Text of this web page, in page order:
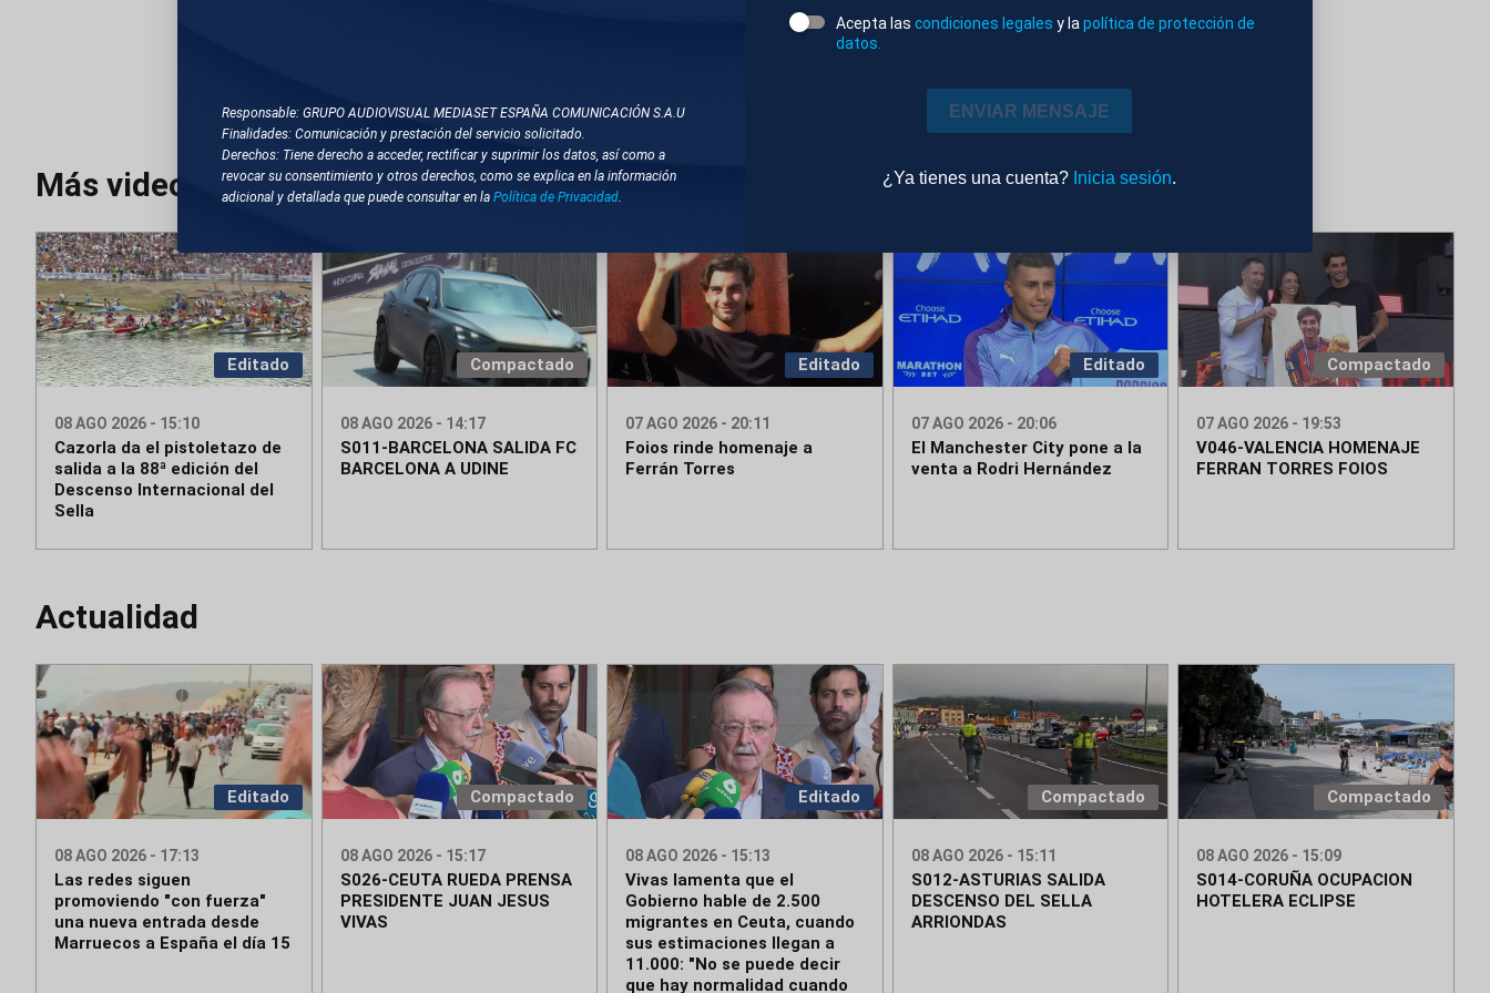
Responsable: GRUPO AUDIOVISUAL MEDIASET ESPAÑA COMUNICACIÓN S.A.U
Finalidades: Comunicación y prestación del servicio solicitado.
Derechos: Tiene derecho a acceder, rectificar y suprimir los datos, así como a
revocar su consentimiento y otros derechos, como se explica en la información
adicional y detallada que puede consultar en la Política de Privacidad.
Acepta las condiciones legales y la política de protección de
datos.
ENVIAR MENSAJE
¿Ya tienes una cuenta? Inicia sesión.
FC BARCELONA
Más videos
Editado
08 AGO 2026 - 15:10
Cazorla da el pistoletazo de
salida a la 88ª edición del
Descenso Internacional del
Sella
Compactado
08 AGO 2026 - 14:17
S011-BARCELONA SALIDA FC
BARCELONA A UDINE
Editado
07 AGO 2026 - 20:11
Foios rinde homenaje a
Ferrán Torres
Editado
07 AGO 2026 - 20:06
El Manchester City pone a la
venta a Rodri Hernández
Compactado
07 AGO 2026 - 19:53
V046-VALENCIA HOMENAJE
FERRAN TORRES FOIOS
Actualidad
Editado
08 AGO 2026 - 17:13
Las redes siguen
promoviendo "con fuerza"
una nueva entrada desde
Marruecos a España el día 15
Compactado
08 AGO 2026 - 15:17
S026-CEUTA RUEDA PRENSA
PRESIDENTE JUAN JESUS
VIVAS
Editado
08 AGO 2026 - 15:13
Vivas lamenta que el
Gobierno hable de 2.500
migrantes en Ceuta, cuando
sus estimaciones llegan a
11.000: "No se puede decir
que hay normalidad cuando
Compactado
08 AGO 2026 - 15:11
S012-ASTURIAS SALIDA
DESCENSO DEL SELLA
ARRIONDAS
Compactado
08 AGO 2026 - 15:09
S014-CORUÑA OCUPACION
HOTELERA ECLIPSE